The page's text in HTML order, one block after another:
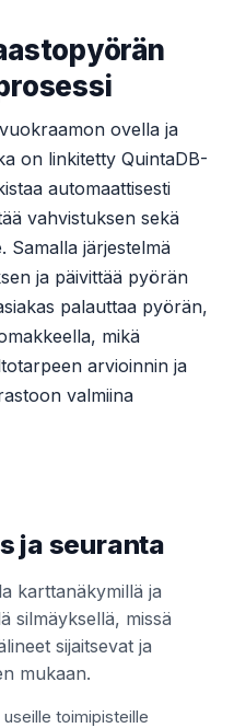
ovella ja
on linkitetty QuintaDB-
automaattisesti
vahvistuksen sekä
Samalla järjestelmä
ja päivittää pyörän
palauttaa pyörän,
mikä
arvioinnin ja
valmiina
ja seuranta
karttanäkymillä ja
silmäyksellä, missä
sijaitsevat ja
mukaan.
toimipisteille